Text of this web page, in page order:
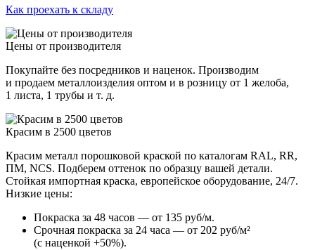
Как проехать к складу
Цены от производителя
Покупайте без посредников и наценок. Производим
и продаем металлоизделия оптом и в розницу от 1 желоба,
1 листа, 1 трубы и т. д.
Красим в 2500 цветов
Красим металл порошковой краской по каталогам RAL, RR,
ПМ, NCS. Подберем оттенок по образцу вашей детали.
Стойкая импортная краска, европейское оборудование, 24/7.
Низкие цены:
Покраска за 48 часов — от 135 руб/м.
Срочная покраска за 24 часа — от 202 руб/м²
(с наценкой +50%).